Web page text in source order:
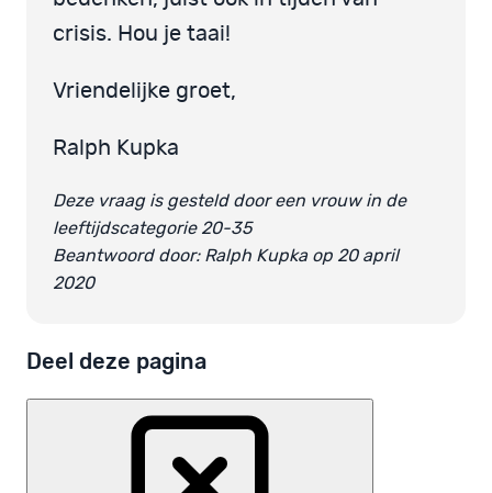
crisis. Hou je taai!
Vriendelijke groet,
Ralph Kupka
Deze vraag is gesteld door een vrouw in de
leeftijdscategorie 20-35
Beantwoord door: Ralph Kupka op 20 april
2020
Deel deze pagina